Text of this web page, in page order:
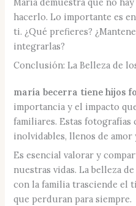
hacerlo. Lo importante es
ti. ¿Qué prefieres?
integrarlas?
Conclusión: La Belleza de
maría becerra tiene hijos
importancia y el impacto
familiares. Estas fotografías
inolvidables, llenos de amor
Es esencial valorar y
nuestras vidas. La belleza
con la familia trasciende el
que perduran para siempre.